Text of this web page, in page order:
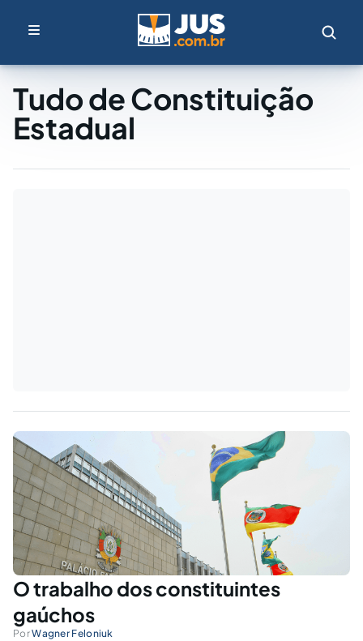
Tudo de Constituição
Estadual
O trabalho dos constituintes
gaúchos
PorWagner Feloniuk